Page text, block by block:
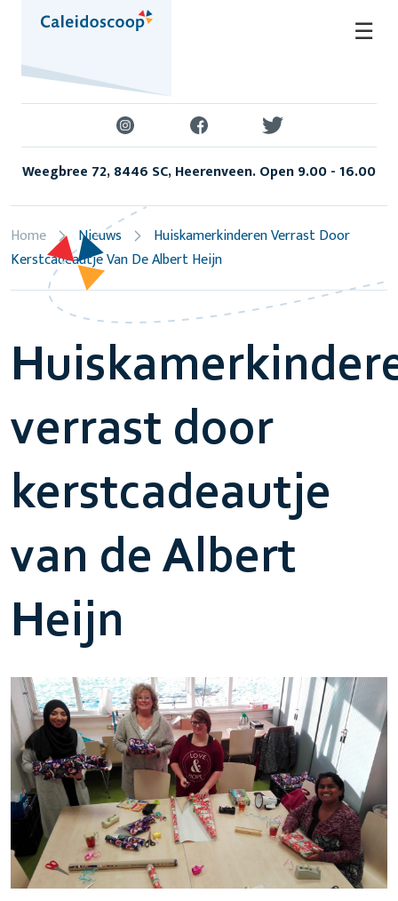
☰
Weegbree 72, 8446 SC, Heerenveen. Open 9.00 - 16.00
Home Nieuws
Huiskamerkinderen Verrast Door
Kerstcadeautje Van De Albert Heijn
verrast door
kerstcadeautje
van de Albert
Heijn